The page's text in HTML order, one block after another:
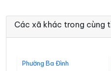
Các xã khác trong cùng
Phường Ba Đình